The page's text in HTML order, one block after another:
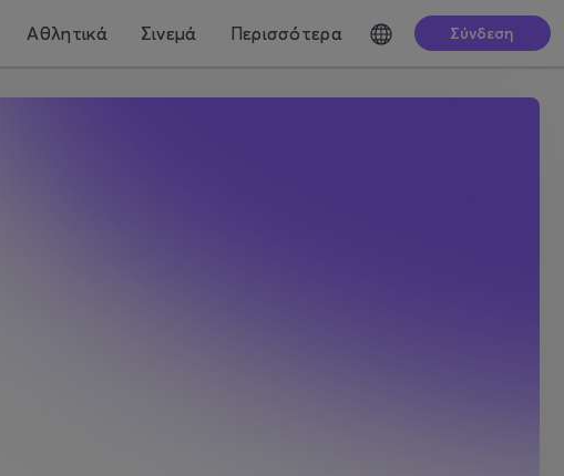
Αθλητικά Σινεμά Περισσότερα Σύνδεση